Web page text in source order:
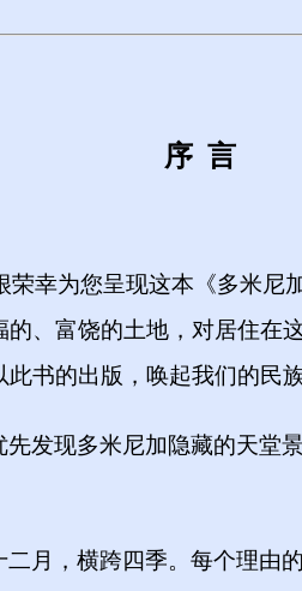
序 言
荣幸为您呈现这本《多米尼
、富饶的土地，对居住在
书的出版，唤起我们的民
发现多米尼加隐藏的天堂
月，横跨四季。每个理由